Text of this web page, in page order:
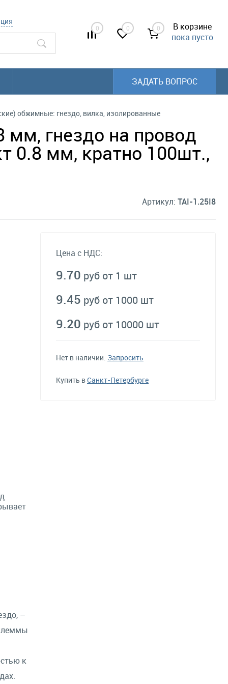
0 0 0
В корзине
пока пусто
ЗАДАТЬ ВОПРОС
обжимные: гнездо, вилка, изолированные
гнездо на провод
0.8 мм, кратно 100шт.,
Артикул: TAI-1.25I8
–
к
Цена с НДС:
9.70 руб от 1 шт
9.45 руб от 1000 шт
9.20 руб от 10000 шт
Нет в наличии. Запросить
Купить вСанкт-Петербурге